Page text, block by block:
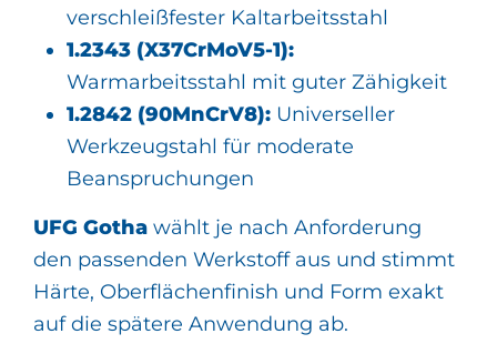
verschleißfester Kaltarbeitsstahl
1.2343 (X37CrMoV5-1):
Warmarbeitsstahl mit guter Zähigkeit
1.2842 (90MnCrV8): Universeller
Werkzeugstahl für moderate
Beanspruchungen
UFG Gotha wählt je nach Anforderung
den passenden Werkstoff aus und stimmt
Härte, Oberflächenfinish und Form exakt
auf die spätere Anwendung ab.